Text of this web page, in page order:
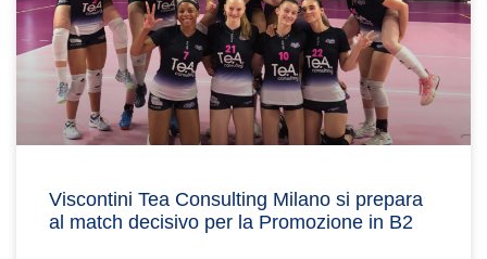
Viscontini Tea Consulting Milano si prepara
al match decisivo per la Promozione in B2